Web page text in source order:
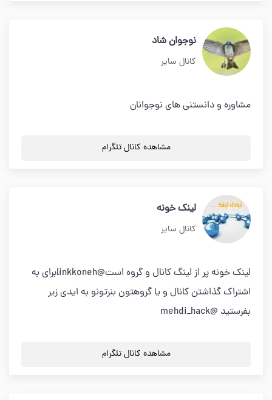
نوجوان شاد
کانال سایر
مشاوره و دانستنی های نوجوانان
مشاهده کانال تلگرام
لینک خونه
کانال سایر
لینک خونه پر از لینگ کانال و گروه است@linkkonehبرای به
اشتراک گذاشتن کانال و یا گروهتون بنرتونو به ایدی زیر
بفرستید @mehdi_hack
مشاهده کانال تلگرام